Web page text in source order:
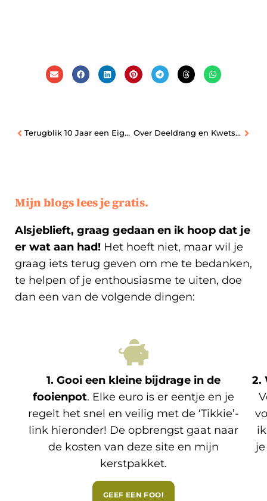
Terugblik 10 Jaar een Eigen Bedrijf | Deel 1 Over Deeldrang en Kwetsbaar zijn
Mijn blogs lees je gratis.
Alsjeblieft, graag gedaan en ik hoop dat je
er wat aan had! Het hoeft niet, maar wil je
graag iets terug geven om me te bedanken,
te helpen of je enthousiasme te uiten, doe
dan een van de volgende dingen:
1. Gooi een kleine bijdrage in de
fooienpot. Elke euro is er eentje en je
regelt het snel en veilig met de ‘Tikkie’-
link hieronder! De opbrengst gaat naar
de kosten van deze site en mijn
kerstpakket.
GEEF EEN FOOI
2.